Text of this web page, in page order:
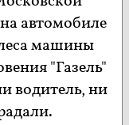
автомобиле
машины
"Газель"
водитель, ни